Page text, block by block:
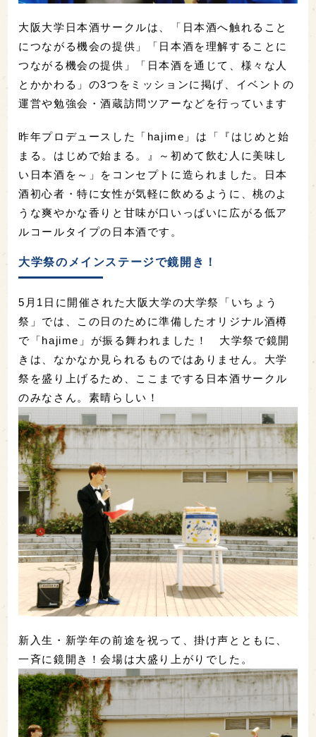
大阪大学日本酒サークルは、「日本酒へ触れること
につながる機会の提供」「日本酒を理解することに
つながる機会の提供」「日本酒を通じて、様々な人
とかかわる」の3つをミッションに掲げ、イベントの
運営や勉強会・酒蔵訪問ツアーなどを行っています
昨年プロデュースした「hajime」は「『はじめと始
まる。はじめで始まる。』～初めて飲む人に美味し
い日本酒を～」をコンセプトに造られました。日本
酒初心者・特に女性が気軽に飲めるように、桃のよ
うな爽やかな香りと甘味が口いっぱいに広がる低ア
ルコールタイプの日本酒です。
大学祭のメインステージで鏡開き！
5月1日に開催された大阪大学の大学祭「いちょう
祭」では、この日のために準備したオリジナル酒樽
で「hajime」が振る舞われました！ 大学祭で鏡開
きは、なかなか見られるものではありません。大学
祭を盛り上げるため、ここまでする日本酒サークル
のみなさん。素晴らしい！
新入生・新学年の前途を祝って、掛け声とともに、
一斉に鏡開き！会場は大盛り上がりでした。